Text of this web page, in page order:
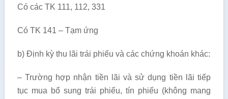
Có các TK 111, 112, 331
Có TK 141 – Tạm ứng
b) Định kỳ thu lãi trái phiếu và các chứng khoán khác:
– Trường hợp nhận tiền lãi và sử dụng tiền lãi tiếp
tục mua bổ sung trái phiếu, tín phiếu (không mang